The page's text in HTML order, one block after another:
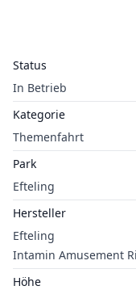
Status
In Betrieb
Kategorie
Themenfahrt
Park
Efteling
Hersteller
Efteling
Intamin Amusement
Höhe